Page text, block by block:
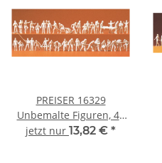
PREISER 16329
Unbemalte Figuren, 42
Feuerwehrmänner Spur
jetzt nur 13,82 € *